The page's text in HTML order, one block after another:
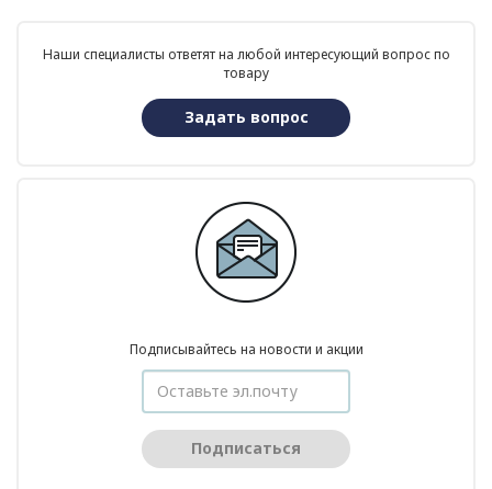
Наши специалисты ответят на любой интересующий вопрос по
товару
Задать вопрос
Подписывайтесь на новости и акции
Подписаться